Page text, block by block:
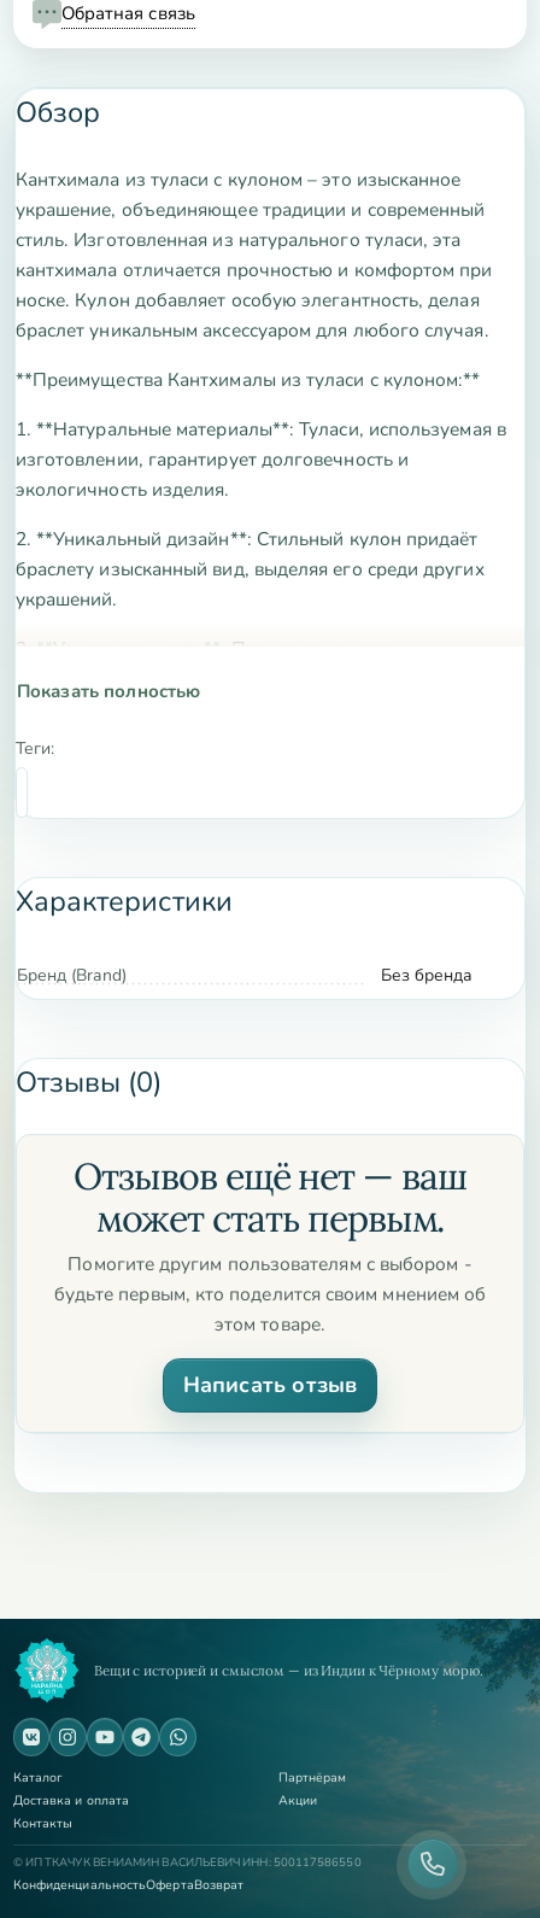
Обратная связь
Обзор
Кантхимала из туласи с кулоном – это изысканное
украшение, объединяющее традиции и современный
стиль. Изготовленная из натурального туласи, эта
кантхимала отличается прочностью и комфортом при
носке. Кулон добавляет особую элегантность, делая
браслет уникальным аксессуаром для любого случая.
**Преимущества Кантхималы из туласи с кулоном:**
1. **Натуральные материалы**: Туласи, используемая в
изготовлении, гарантирует долговечность и
экологичность изделия.
2. **Уникальный дизайн**: Стильный кулон придаёт
браслету изысканный вид, выделяя его среди других
украшений.
3. **Универсальность**: Подходит как для
повседневного ношения, так и для особых мероприятий,
4. **Регулируемая длина**: Возможность настройки под
идеальную посадку.
подарка друзьям и близким на праздники и особые
**Характеристики товара:**
**Длина**: Регулируется от 17 до 20 см
**Цвет**: Естественный оттенок туласи с
серебристым блеском кулона
**Вес**: Легкий и удобный для долгого ношения
**Производство**: Ручная работа с вниманием к
Кантхимала из туласи с кулоном – это не просто
украшение, а символ стиля и утончённости. Благодаря
аксессуаром в вашем гардеробе, подчеркивая вашу
добавить изысканности в ваш образ. Закажите
Кантхималу из туласи с кулоном прямо сейчас и
наслаждайтесь её красотой каждый день!
Показать полностью
Теги:
Характеристики
Бренд (Brand) Без бренда
Отзывы (0)
Отзывов ещё нет — ваш
может стать первым.
Помогите другим пользователям с выбором -
будьте первым, кто поделится своим мнением об
этом товаре.
Написать отзыв
Вещи с историей и смыслом — из Индии к Чёрному морю.
Каталог
Партнёрам
Доставка и оплата
Акции
Контакты
© ИП ТКАЧУК ВЕНИАМИН ВАСИЛЬЕВИЧ ИНН: 500117586550
КонфиденциальностьОфертаВозврат